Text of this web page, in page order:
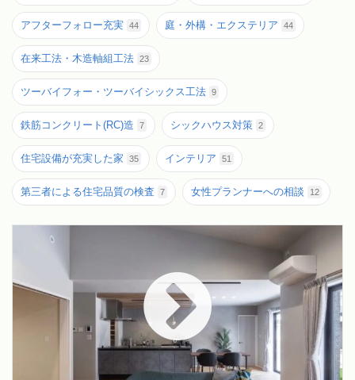
アフターフォロー充実 44 庭・外構・エクステリア 44
在来工法・木造軸組工法 23
ツーバイフォー・ツーバイシックス工法 9
鉄筋コンクリート(RC)造 7 シックハウス対策 2
住宅設備が充実した家 35 インテリア 51
第三者による住宅品質の検査 7 女性プランナーへの相談 12